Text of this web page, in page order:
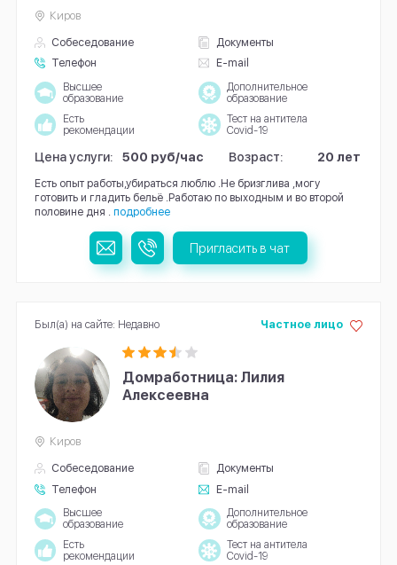
Собеседование
Документы
Телефон
E-mail
Киров
Высшее
образование
Дополнительное
образование
Есть
рекомендации
Тест на антитела
Covid-19
Цена услуги: 500 руб/час Возраст: 20 лет
Есть опыт работы,убираться люблю .Не бризглива ,могу
готовить и гладить бельё .Работаю по выходным и во второй
половине дня .
подробнее
Пригласить в чат
Домработница: Лилия
Алексеевна
Собеседование
Документы
Телефон
E-mail
Частное лицо
Киров
Высшее
образование
Дополнительное
образование
Есть
рекомендации
Тест на антитела
Covid-19
Был(а) на сайте: Недавно